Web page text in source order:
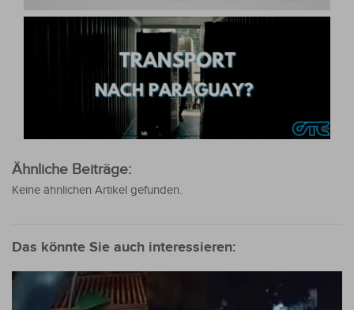
Ähnliche Beiträge:
Keine ähnlichen Artikel gefunden.
Das könnte Sie auch interessieren: